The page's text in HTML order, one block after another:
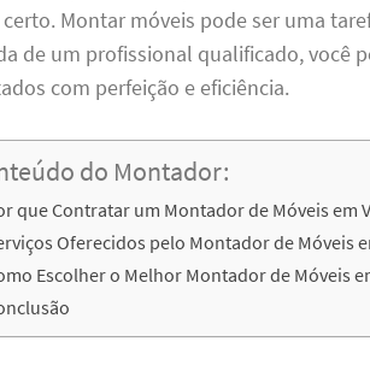
Montar móveis pode ser uma
de um profissional qualificado, você
com perfeição e eficiência.
do Montador:
que Contratar um Montador de Móveis em
Oferecidos pelo Montador de Móveis
Escolher o Melhor Montador de Móveis